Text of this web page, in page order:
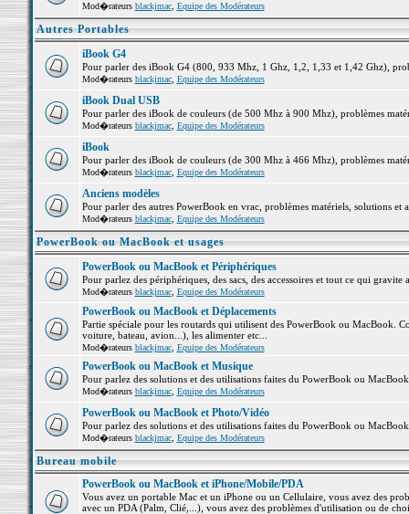
Mod�rateurs blackjmac, Equipe des Modérateurs
Autres Portables
iBook G4
Pour parler des iBook G4 (800, 933 Mhz, 1 Ghz, 1,2, 1,33 et 1,42 Ghz),
Mod�rateurs blackjmac, Equipe des Modérateurs
iBook Dual USB
Pour parler des iBook de couleurs (de 500 Mhz à 900 Mhz), problèmes
Mod�rateurs blackjmac, Equipe des Modérateurs
iBook
Pour parler des iBook de couleurs (de 300 Mhz à 466 Mhz), problèmes
Mod�rateurs blackjmac, Equipe des Modérateurs
Anciens modèles
Pour parler des autres PowerBook en vrac, problèmes matériels, solutions et
Mod�rateurs blackjmac, Equipe des Modérateurs
PowerBook ou MacBook et usages
PowerBook ou MacBook et Périphériques
Pour parlez des périphériques, des sacs, des accessoires et tout ce qui
Mod�rateurs blackjmac, Equipe des Modérateurs
PowerBook ou MacBook et Déplacements
Partie spéciale pour les routards qui utilisent des PowerBook ou MacBook.
voiture, bateau, avion...), les alimenter etc...
Mod�rateurs blackjmac, Equipe des Modérateurs
PowerBook ou MacBook et Musique
Pour parlez des solutions et des utilisations faites du PowerBook ou
Mod�rateurs blackjmac, Equipe des Modérateurs
PowerBook ou MacBook et Photo/Vidéo
Pour parlez des solutions et des utilisations faites du PowerBook ou
Mod�rateurs blackjmac, Equipe des Modérateurs
Bureau mobile
PowerBook ou MacBook et iPhone/Mobile/PDA
Vous avez un portable Mac et un iPhone ou un Cellulaire, vous avez des
avec un PDA (Palm, Clié,...), vous avez des problèmes d'utilisation ou de